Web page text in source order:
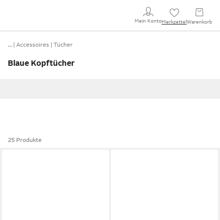
Mein KontoMerkzettel Warenkorb
… Accessoires Tücher
Blaue Kopftücher
25 Produkte